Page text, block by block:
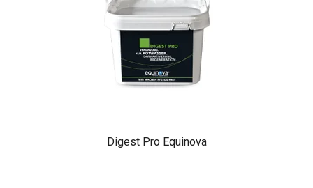
Digest Pro Equinova